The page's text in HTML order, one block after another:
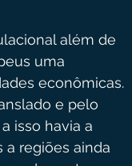
além de
uma
econômicas.
e pelo
isso havia a
regiões ainda